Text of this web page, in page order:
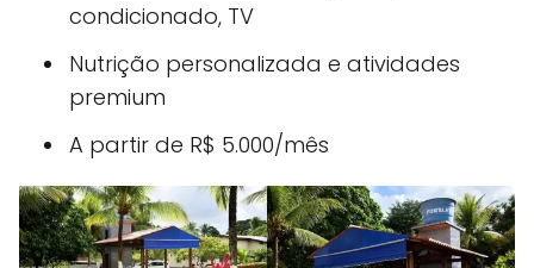
condicionado, TV
Nutrição personalizada e atividades
premium
A partir de R$ 5.000/mês